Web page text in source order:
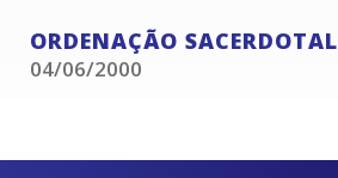
ORDENAÇÃO SACERDOTAL
04/06/2000